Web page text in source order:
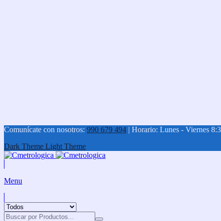
Comunícate con nosotros: 990 679 494 | Horario: Lunes - Viernes
Dark Theme Light Theme
Menu